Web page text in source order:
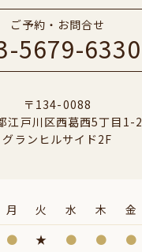
ご予約・お問合せ
5679-6330
〒134-0088
江戸川区西葛西5丁目1-2
グランヒルサイド2F
月 火 水 木 金
● ★ ● ● ●